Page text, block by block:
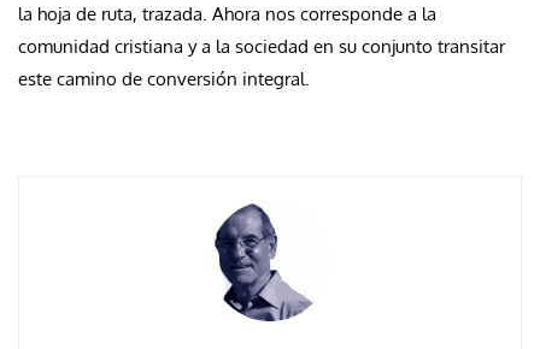
la hoja de ruta, trazada. Ahora nos corresponde a la
comunidad cristiana y a la sociedad en su conjunto transitar
este camino de conversión integral.